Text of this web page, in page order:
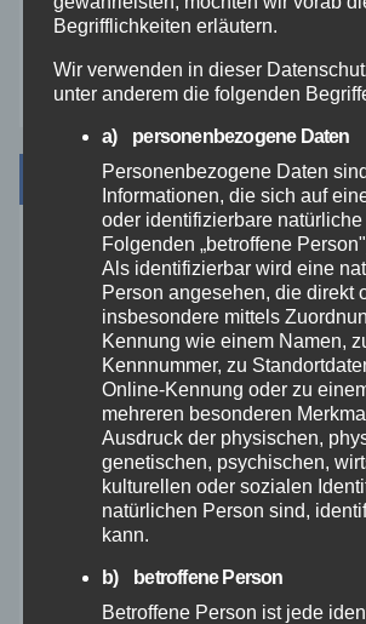
Westerwald
Zoll
Archiv
August 2026
Juli 2026
Juni 2026
Mai 2026
April 2026
März 2026
Begrifflichkeiten erläutern.
Wir verwenden in dieser
unter anderem die folgenden
a) personenbezogene Daten
Personenbezogene Daten
Informationen, die sich auf
oder identifizierbare
Folgenden „betroffene
Als identifizierbar wird eine
Person angesehen, die direkt
insbesondere mittels
Kennung wie einem Namen,
Kennnummer, zu
Online-Kennung oder zu
mehreren besonderen
Ausdruck der physischen,
genetischen, psychischen,
kulturellen oder sozialen
natürlichen Person sind,
kann.
b) betroffene Person
Betroffene Person ist jede